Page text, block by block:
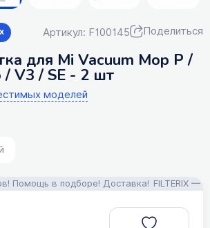
Артикул: F100145 Поделиться
для Mi Vacuum Mop P /
V3 / SE - 2 шт
моделей
в подборе! Доставка! FILTERIX —